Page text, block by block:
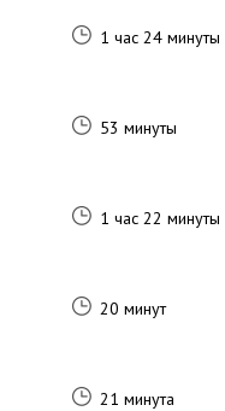
1 час 24 минуты
53 минуты
1 час 22 минуты
20 минут
21 минута